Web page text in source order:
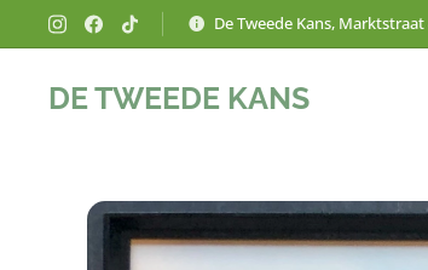
De Tweede Kans,
DE TWEEDE KANS